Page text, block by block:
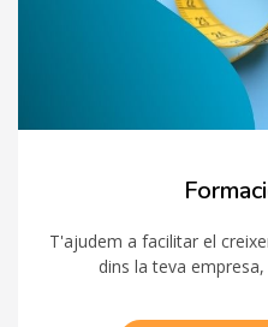
T'ajudem a facilitar el
dins la teva